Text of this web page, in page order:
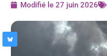
Modifié le 27 juin 2026